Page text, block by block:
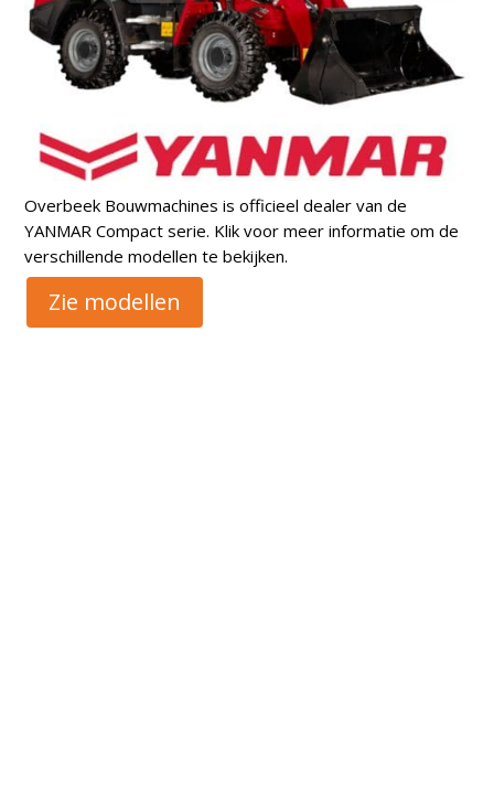
Overbeek Bouwmachines is officieel dealer van de
YANMAR Compact serie. Klik voor meer informatie om de
verschillende modellen te bekijken.
Zie modellen